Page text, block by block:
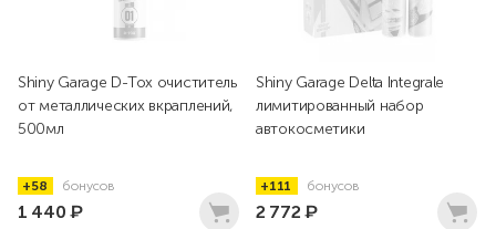
Shiny Garage D-Tox очиститель
от металлических вкраплений,
500мл
+58 бонусов
1 440₽
Shiny Garage Delta Integrale
лимитированный набор
автокосметики
+111 бонусов
2 772₽